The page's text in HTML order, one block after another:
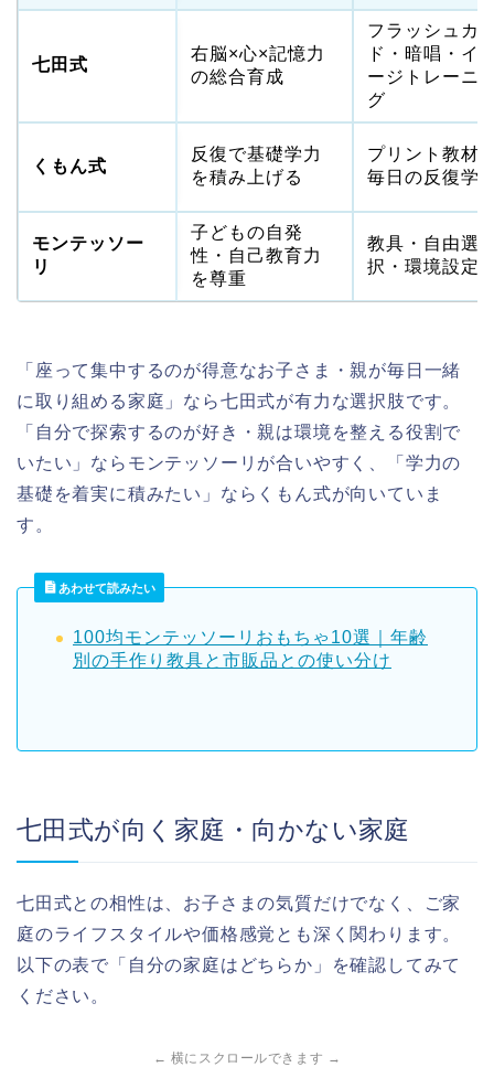
七田式
右脳×心×記憶力
の総合育成
フラッシュカ
ド・暗唱・イ
ージトレーニ
グ
くもん式
反復で基礎学力
を積み上げる
プリント教材
毎日の反復学
モンテッソー
リ
子どもの自発
性・自己教育力
を尊重
教具・自由選
択・環境設定
「座って集中するのが得意なお子さま・親が毎日一緒
に取り組める家庭」なら七田式が有力な選択肢です。
「自分で探索するのが好き・親は環境を整える役割で
いたい」ならモンテッソーリが合いやすく、「学力の
基礎を着実に積みたい」ならくもん式が向いていま
す。
あわせて読みたい
100均モンテッソーリおもちゃ10選｜年齢
別の手作り教具と市販品との使い分け
七田式が向く家庭・向かない家庭
七田式との相性は、お子さまの気質だけでなく、ご家
庭のライフスタイルや価格感覚とも深く関わります。
以下の表で「自分の家庭はどちらか」を確認してみて
ください。
← 横にスクロールできます →